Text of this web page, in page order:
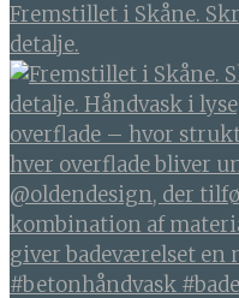
Fremstillet i Skåne.
detalje.